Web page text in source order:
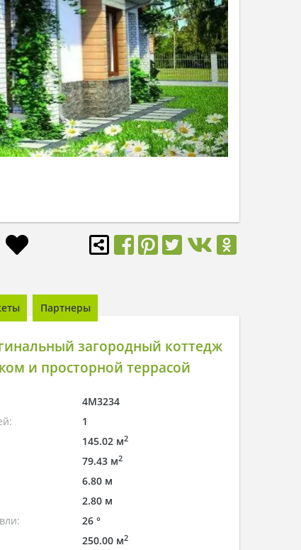
Партнеры
загородный коттедж
и просторной террасой
4M3234
1
145.02 м2
79.43 м2
6.80 м
2.80 м
26 °
250.00 м2